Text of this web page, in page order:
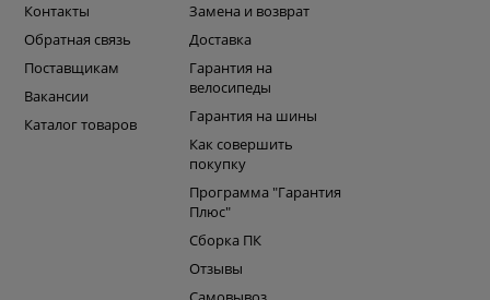
Контакты
Обратная связь
Поставщикам
Вакансии
Каталог товаров
Замена и возврат
Доставка
Гарантия на
велосипеды
Гарантия на шины
Как совершить
покупку
Программа "Гарантия
Плюс"
Сборка ПК
Отзывы